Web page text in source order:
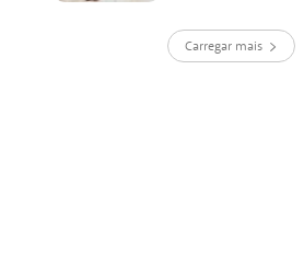
Carregar mais